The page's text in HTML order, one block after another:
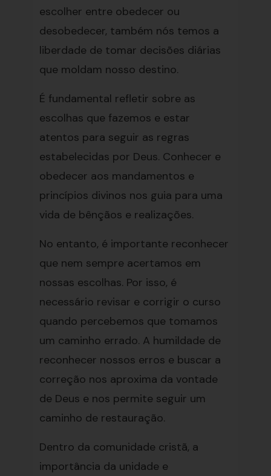
escolher entre obedecer ou
desobedecer, também nós temos a
liberdade de tomar decisões diárias
que moldam nosso destino.
É fundamental refletir sobre as
escolhas que fazemos e estar
atentos para seguir as regras
estabelecidas por Deus. Conhecer e
obedecer aos mandamentos e
princípios divinos nos guia para uma
vida de bênçãos e realizações.
No entanto, é importante reconhecer
que nem sempre acertamos em
nossas escolhas. Por isso, é
necessário revisar e corrigir o curso
quando percebemos que tomamos
um caminho errado. A humildade de
reconhecer nossos erros e buscar a
correção nos aproxima da vontade
de Deus e nos permite seguir um
caminho de restauração.
Dentro da comunidade cristã, a
importância da unidade e